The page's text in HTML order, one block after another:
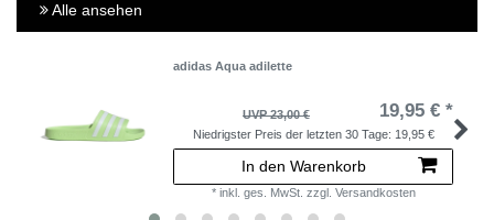
Alle ansehen
adidas Aqua adilette
UVP 23,00 € 19,95 € *
Niedrigster Preis der letzten 30 Tage: 19,95 €
In den Warenkorb
* inkl. ges. MwSt. zzgl. Versandkosten